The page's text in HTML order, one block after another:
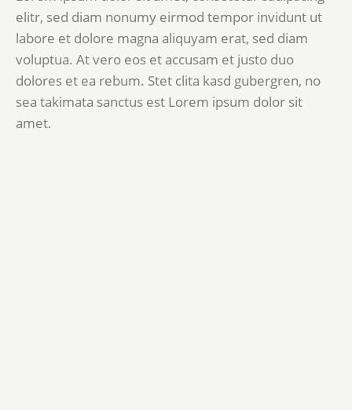
elitr, sed diam nonumy eirmod tempor invidunt ut
labore et dolore magna aliquyam erat, sed diam
voluptua. At vero eos et accusam et justo duo
dolores et ea rebum. Stet clita kasd gubergren, no
sea takimata sanctus est Lorem ipsum dolor sit
amet.